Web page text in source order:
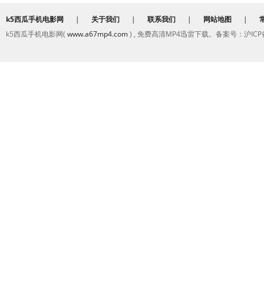
k5西瓜手机电影网 | 关于我们 | 联系我们 | 网站地图 |
k5西瓜手机电影网( www.a67mp4.com) , 免费高清MP4迅雷下载。备案号：沪